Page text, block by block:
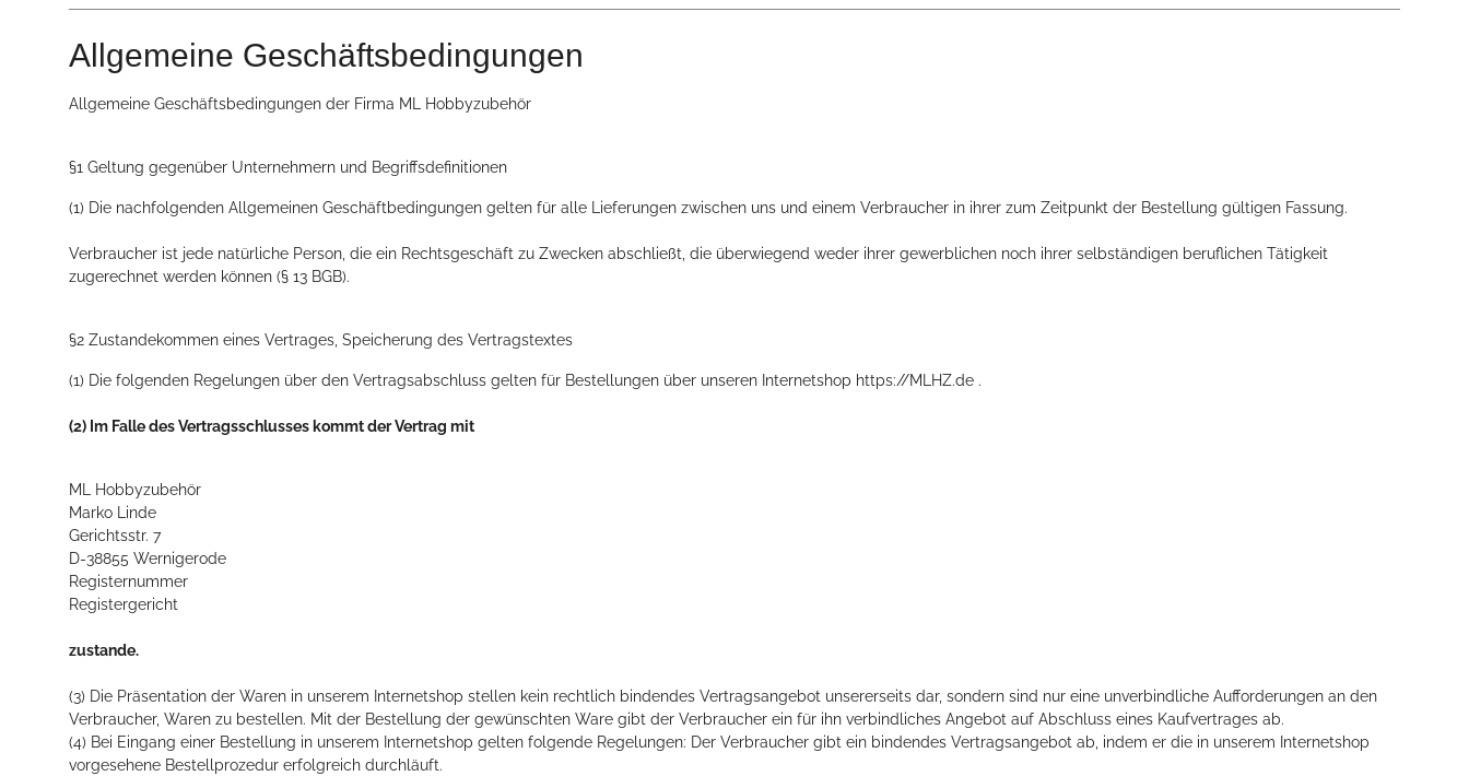
Allgemeine Geschäftsbedingungen
Allgemeine Geschäftsbedingungen der Firma ML Hobbyzubehör
§1 Geltung gegenüber Unternehmern und Begriffsdefinitionen
(1) Die nachfolgenden Allgemeinen Geschäftbedingungen gelten für alle Lieferungen zwischen uns und einem Verbraucher in ihrer zum Zeitpunkt der Bestellung gültigen Fassung.
Verbraucher ist jede natürliche Person, die ein Rechtsgeschäft zu Zwecken abschließt, die überwiegend weder ihrer gewerblichen noch ihrer selbständigen beruflichen Tätigkeit
zugerechnet werden können (§ 13 BGB).
§2 Zustandekommen eines Vertrages, Speicherung des Vertragstextes
(1) Die folgenden Regelungen über den Vertragsabschluss gelten für Bestellungen über unseren Internetshop https://MLHZ.de .
(2) Im Falle des Vertragsschlusses kommt der Vertrag mit
ML Hobbyzubehör
Marko Linde
Gerichtsstr. 7
D-38855 Wernigerode
Registernummer
Registergericht
zustande.
(3) Die Präsentation der Waren in unserem Internetshop stellen kein rechtlich bindendes Vertragsangebot unsererseits dar, sondern sind nur eine unverbindliche Aufforderungen an den
Verbraucher, Waren zu bestellen. Mit der Bestellung der gewünschten Ware gibt der Verbraucher ein für ihn verbindliches Angebot auf Abschluss eines Kaufvertrages ab.
(4) Bei Eingang einer Bestellung in unserem Internetshop gelten folgende Regelungen: Der Verbraucher gibt ein bindendes Vertragsangebot ab, indem er die in unserem Internetshop
vorgesehene Bestellprozedur erfolgreich durchläuft.